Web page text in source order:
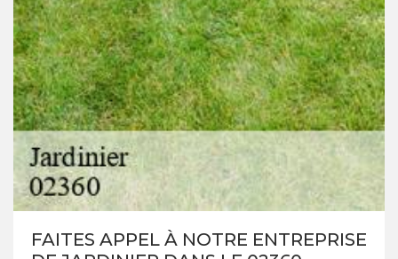
FAITES APPEL À NOTRE ENTREPRISE